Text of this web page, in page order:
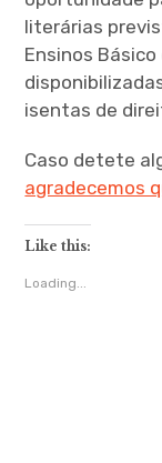
literárias
Ensinos
isentas de
Caso detete
agradecemos
Like this:
Loading...